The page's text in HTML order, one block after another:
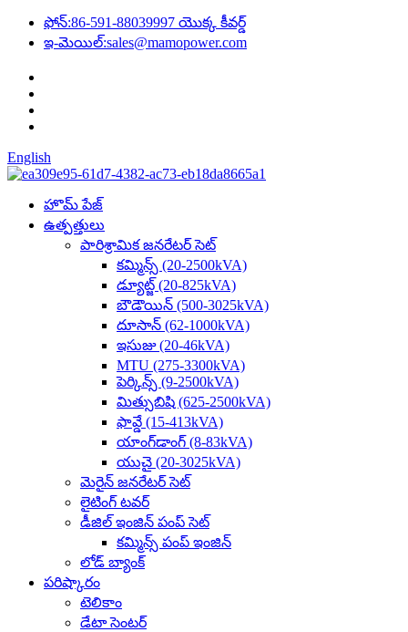
ఫోన్:86-591-88039997 యొక్క కీవర్డ్
ఇ-మెయిల్:sales@mamopower.com
English
హొమ్ పేజ్
ఉత్పత్తులు
పారిశ్రామిక జనరేటర్ సెట్
కమ్మిన్స్ (20-2500kVA)
డ్యూట్జ్ (20-825kVA)
బౌడౌయిన్ (500-3025kVA)
దూసాన్ (62-1000kVA)
ఇసుజు (20-46kVA)
MTU (275-3300kVA)
పెర్కిన్స్ (9-2500kVA)
మిత్సుబిషి (625-2500kVA)
ఫావ్డే (15-413kVA)
యాంగ్‌డాంగ్ (8-83kVA)
యుచై (20-3025kVA)
మెరైన్ జనరేటర్ సెట్
లైటింగ్ టవర్
డీజిల్ ఇంజిన్ పంప్ సెట్
కమ్మిన్స్ పంప్ ఇంజిన్
లోడ్ బ్యాంక్
పరిష్కారం
టెలికాం
డేటా సెంటర్